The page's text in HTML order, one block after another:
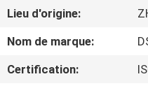
PROPOS
DE
NOUS
Lieu d'origine:
Nom de marque:
Certification: